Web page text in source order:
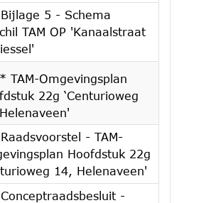
Bijlage 5 - Schema
TAM OP 'Kanaalstraat
TAM-Omgevingsplan
22g ‘Centurioweg
Raadsvoorstel - TAM-
Hoofdstuk 22g
14, Helenaveen'
Conceptraadsbesluit -